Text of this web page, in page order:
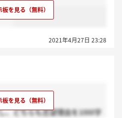
。
2021年4月27日 23:28
認できます。
、どちらも志望理由を1000字